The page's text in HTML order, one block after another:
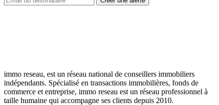
immo reseau, est un réseau national de conseillers immobiliers
indépendants. Spécialisé en transactions immobilières, fonds de
commerce et entreprise, immo reseau est un réseau professionnel à
taille humaine qui accompagne ses clients depuis 2010.